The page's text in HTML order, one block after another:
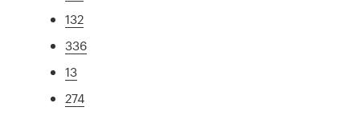
132
336
13
274